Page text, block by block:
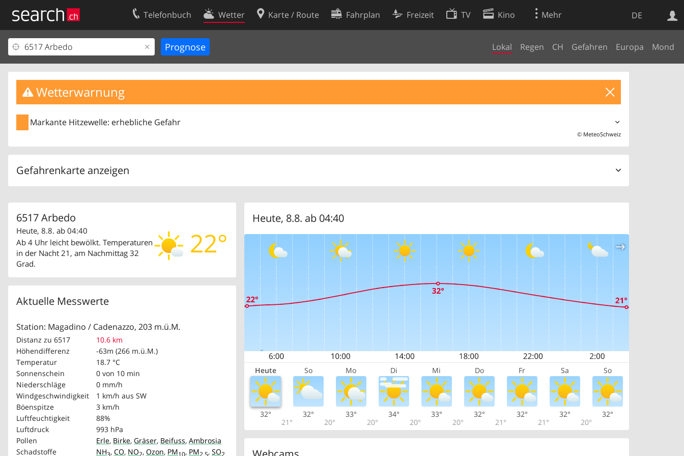
DE
Telefonbuch Wetter Karte / Route Fahrplan Freizeit TV Kino Mehr
Lokal Regen CH Gefahren Europa Mond
Wetterwarnung
Markante Hitzewelle: erhebliche Gefahr
© MeteoSchweiz
Gefahrenkarte anzeigen
6517 Arbedo
22°
Heute, 8.8. ab 04:40
Ab 4 Uhr leicht bewölkt. Temperaturen
in der Nacht 21, am Nachmittag 32
Grad.
Aktuelle Messwerte
Station: Magadino / Cadenazzo, 203 m.ü.M.
Distanz zu 6517
10.6 km
Höhendifferenz
-63m (266 m.ü.M.)
Temperatur
18.7 °C
Sonnenschein
0 von 10 min
Niederschläge
0 mm/h
Windgeschwindigkeit
1 km/h aus SW
Böenspitze
3 km/h
Luftfeuchtigkeit
88%
Luftdruck
993 hPa
Pollen
Erle, Birke, Gräser, Beifuss, Ambrosia
Schadstoffe
NH3, CO, NO2, Ozon, PM10, PM2.5, SO2
Heute, 8.8. ab 04:40
Heute So Mo Di Mi Do Fr Sa So
32°
21°
32°
20°
33°
20°
34°
20°
33°
20°
32°
21°
32°
21°
32°
20°
32°
Websuche
Ihr Eintrag
Kundencenter Geschäftskunden
Impressum
Kontakt
Nutzungsbedingungen
Datenschutzerklärung
Cookie-Einstellungen
Entwickler